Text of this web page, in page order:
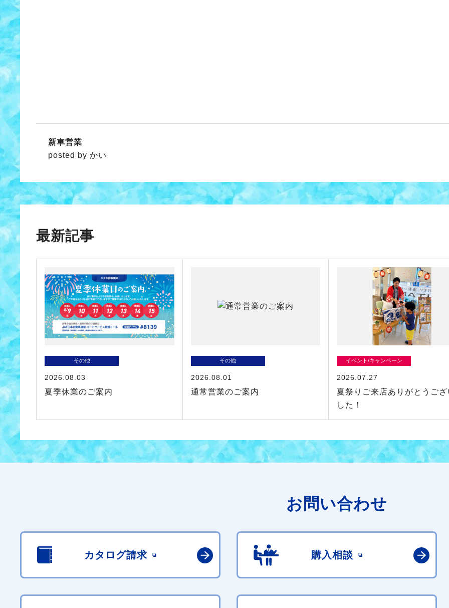
新車営業
posted by かい
最新記事
その他
2026.08.03
夏季休業のご案内
その他
2026.08.01
通常営業のご案内
イベント/キャンペーン
2026.07.27
夏祭りご来店ありがとうご
した！
お問い合わせ
カタログ請求 購入相談